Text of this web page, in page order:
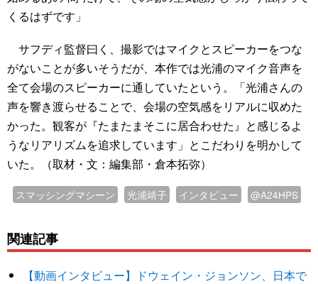
くるはずです」
サフディ監督曰く、撮影ではマイクとスピーカーをつな
がないことが多いそうだが、本作では光浦のマイク音声を
全て会場のスピーカーに通していたという。「光浦さんの
声を響き渡らせることで、会場の空気感をリアルに収めた
かった。観客が『たまたまそこに居合わせた』と感じるよ
うなリアリズムを追求しています」とこだわりを明かして
いた。（取材・文：編集部・倉本拓弥）
スマッシングマシーン 光浦靖子 インタビュー @A24HPS
関連記事
【動画インタビュー】ドウェイン・ジョンソン、日本で